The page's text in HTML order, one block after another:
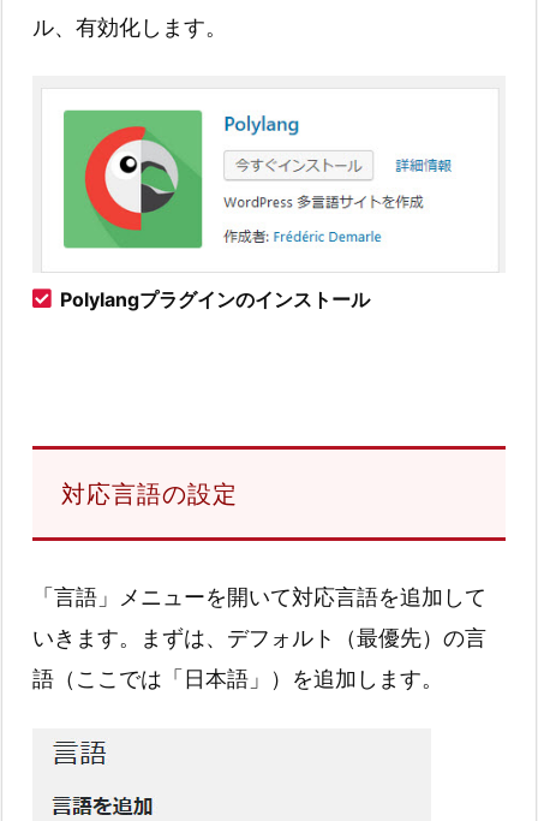
ル、有効化します。
Polylangプラグインのインストール
対応言語の設定
「言語」メニューを開いて対応言語を追加して
いきます。まずは、デフォルト（最優先）の言
語（ここでは「日本語」）を追加します。